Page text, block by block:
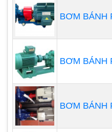
Khóa an toàn: Là bộ
cho máy hoạt động
Van xả khí: Là bộ
khi máy không hoạt
Cấu tạo của máy thổi khí
tùy thuộc vào từng hãng
máy. Tuy nhiên, về cơ
BƠM BÁNH
BƠM BÁNH
BƠM BÁNH